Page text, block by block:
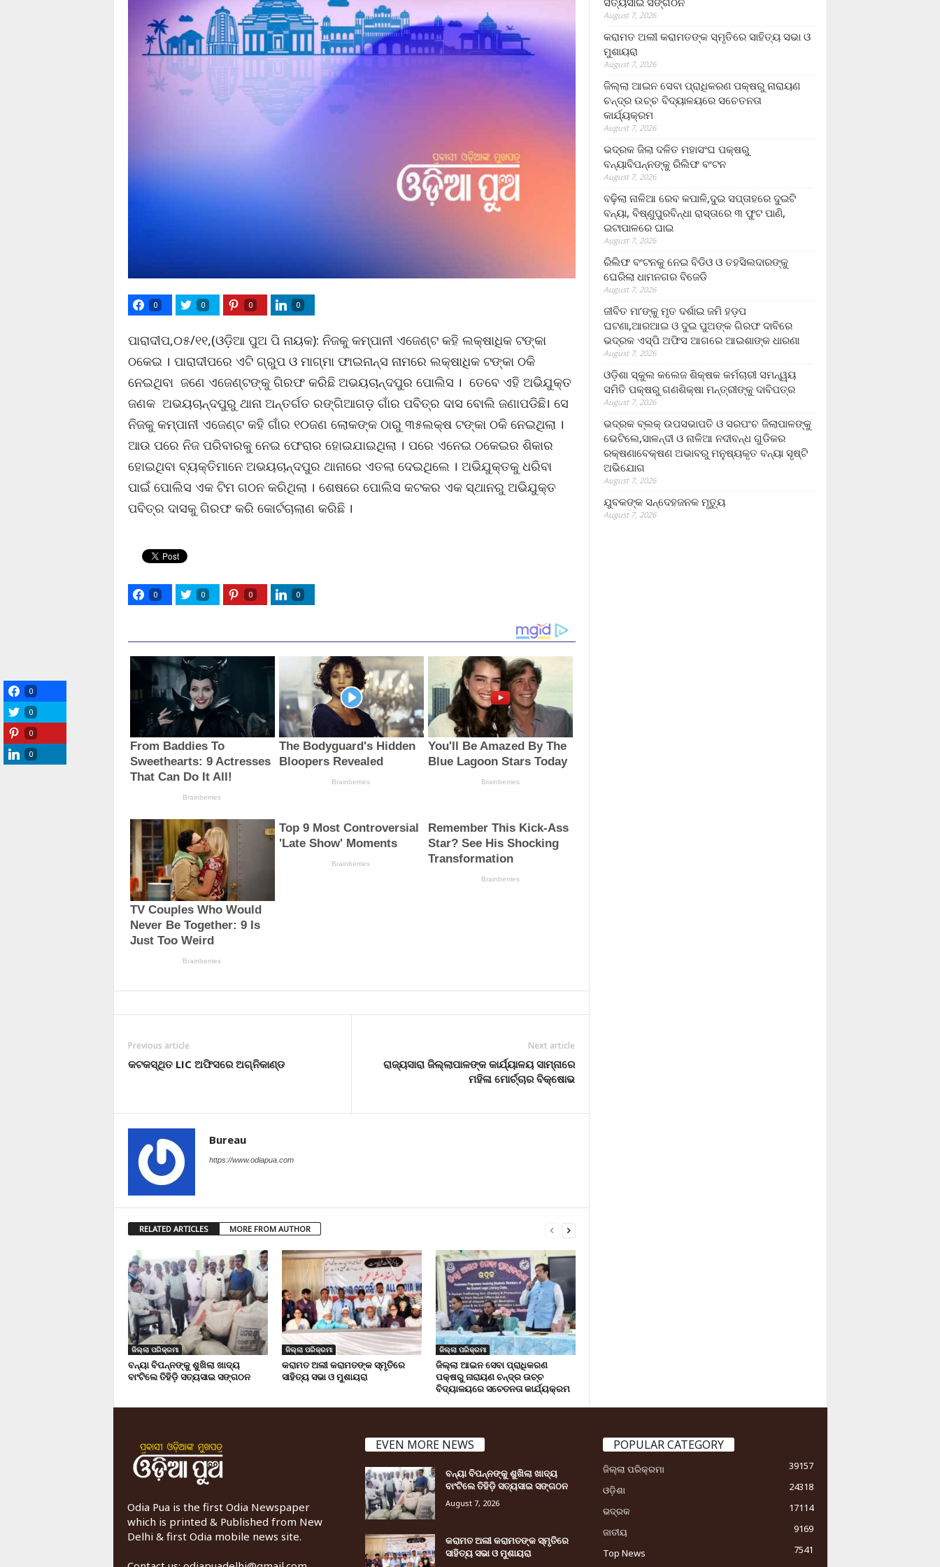
0 0 0 0
ପାରାଦୀପ,୦୫/୧୧,(ଓଡ଼ିଆ ପୁଅ ପି ନାୟକ): ନିଜକୁ କମ୍ପାନୀ ଏଜେଣ୍ଟ କହି ଲକ୍ଷାଧିକ ଟଙ୍କା
ଠକେଇ । ପାରାଦୀପରେ ଏଟି ଗ୍ରୁପ ଓ ମାଗ୍ମା ଫାଇନାନ୍ସ ନାମରେ ଲକ୍ଷାଧିକ ଟଙ୍କା ଠକି
ନେଇଥିବା ଜଣେ ଏଜେଣ୍ଟଙ୍କୁ ଗିରଫ କରିଛି ଅଭୟଚାନ୍ଦପୁର ପୋଲିସ । ତେବେ ଏହି ଅଭିଯୁକ୍ତ
ଜଣକ ଅଭୟଚାନ୍ଦପୁରୁ ଥାନା ଅନ୍ତର୍ଗତ ରଙ୍ଗିଆଗଡ଼ ଗାଁର ପବିତ୍ର ଦାସ ବୋଲି ଜଣାପଡିଛି। ସେ
ନିଜକୁ କମ୍ପାନୀ ଏଜେଣ୍ଟ କହି ଗାଁର ୧୦ଜଣ ଲୋକଙ୍କ ଠାରୁ ୩୫ଲକ୍ଷ ଟଙ୍କା ଠକି ନେଇଥିଲା ।
ଆଉ ପରେ ନିଜ ପରିବାରକୁ ନେଇ ଫେରାର ହୋଇଯାଇଥିଲା । ପରେ ଏନେଇ ଠକେଇର ଶିକାର
ହୋଇଥିବା ବ୍ୟକ୍ତିମାନେ ଅଭୟଚାନ୍ଦପୁର ଥାନାରେ ଏତଲା ଦେଇଥିଲେ । ଅଭିଯୁକ୍ତକୁ ଧରିବା
ପାଇଁ ପୋଲିସ ଏକ ଟିମ ଗଠନ କରିଥିଲା । ଶେଷରେ ପୋଲିସ କଟକର ଏକ ସ୍ଥାନରୁ ଅଭିଯୁକ୍ତ
ପବିତ୍ର ଦାସକୁ ଗିରଫ କରି କୋର୍ଟଚାଲାଣ କରିଛି ।
0 0 0 0
Previous article
କଟକସ୍ଥିତ LIC ଅଫିସରେ ଅଗ୍ନିକାଣ୍ଡ
Next article
ରାଜ୍ୟସାରା ଜିଲ୍ଲାପାଳଙ୍କ କାର୍ଯ୍ୟାଳୟ ସାମ୍ନାରେ
ମହିଳା ମୋର୍ଚ୍ଚାର ବିକ୍ଷୋଭ
Bureau
https://www.odiapua.com
RELATED ARTICLES MORE FROM AUTHOR
ଜିଲ୍ଲା ପରିକ୍ରମା
ବନ୍ୟା ବିପନ୍ନଙ୍କୁ ଶୁଖିଲା ଖାଦ୍ୟ
ବାଂଟିଲେ ତିହିଡି଼ ସତ୍ୟସାଇ ସଙ୍ଗଠନ
ଜିଲ୍ଲା ପରିକ୍ରମା
କରାମତ ଅଲୀ କରାମତଙ୍କ ସ୍ମୃତିରେ
ସାହିତ୍ୟ ସଭା ଓ ମୁଶାୟରା
ଜିଲ୍ଲା ପରିକ୍ରମା
ଜିଲ୍ଲା ଆଇନ ସେବା ପ୍ରାଧିକରଣ
ପକ୍ଷରୁ ନାରାୟଣ ଚନ୍ଦ୍ର ଉଚ୍ଚ
ବିଦ୍ୟାଳୟରେ ସଚେତନତା କାର୍ଯ୍ୟକ୍ରମ
August 7, 2026
କରାମତ ଅଲୀ କରାମତଙ୍କ ସ୍ମୃତିରେ ସାହିତ୍ୟ ସଭା ଓ
ମୁଶାୟରା
August 7, 2026
ଜିଲ୍ଲା ଆଇନ ସେବା ପ୍ରାଧିକରଣ ପକ୍ଷରୁ ନାରାୟଣ
ଚନ୍ଦ୍ର ଉଚ୍ଚ ବିଦ୍ୟାଳୟରେ ସଚେତନତା
କାର୍ଯ୍ୟକ୍ରମ
August 7, 2026
ଭଦ୍ରକ ଜିଲା ଦଳିତ ମହାସଂଘ ପକ୍ଷରୁ
ବନ୍ୟାବିପନ୍ନଙ୍କୁ ରିଲିଫ ବଂଟନ
August 7, 2026
ବଢ଼ିଲା ନାଳିଆ ରେବ କପାଳି,ଦୁଇ ସପ୍ତାହରେ ଦୁଇଟି
ବନ୍ୟା, ବିଷ୍ଣୁପୁରବିନ୍ଧା ରାସ୍ତାରେ ୩ ଫୁଟ ପାଣି,
ଇଟାପାଳରେ ଘାଇ
August 7, 2026
ରିଲିଫ ବଂଟନକୁ ନେଇ ବିଡିଓ ଓ ତହସିଲଦାରଙ୍କୁ
ଘେରିଲା ଧାମନଗର ବିଜେଡି
August 7, 2026
ଜୀବିତ ମା’ଙ୍କୁ ମୃତ ଦର୍ଶାଇ ଜମି ହଡ଼ପ
ଘଟଣା,ଆରଆଇ ଓ ଦୁଇ ପୁଅଙ୍କ ଗିରଫ ଦାବିରେ
ଭଦ୍ରକ ଏସ୍‌ପି ଅଫିସ ଆଗରେ ଆଇଶାଙ୍କ ଧାରଣା
August 7, 2026
ଓଡ଼ିଶା ସ୍କୁଲ କଲେଜ ଶିକ୍ଷକ କର୍ମଚାରୀ ସମନ୍ୱୟ
ସମିତି ପକ୍ଷରୁ ଗଣଶିକ୍ଷା ମନ୍ତ୍ରୀଙ୍କୁ ଦାବିପତ୍ର
August 7, 2026
ଭଦ୍ରକ ବ୍ଲକ୍ ଉପସଭାପତି ଓ ସରପଂଚ ଜିଲାପାଳଙ୍କୁ
ଭେଟିଲେ,ସାଳନ୍ଦୀ ଓ ନାଳିଆ ନଦୀବନ୍ଧ ଗୁଡିକର
ରକ୍ଷଣାବେକ୍ଷଣ ଅଭାବରୁ ମନୁଷ୍ୟକୃତ ବନ୍ୟା ସୃଷ୍ଟି
ଅଭିଯୋଗ
August 7, 2026
ଯୁବକଙ୍କ ସନ୍ଦେହଜନକ ମୃତ୍ୟୁ
August 7, 2026
Odia Pua is the first Odia Newspaper
which is printed & Published from New
Delhi & first Odia mobile news site.
EVEN MORE NEWS
ବନ୍ୟା ବିପନ୍ନଙ୍କୁ ଶୁଖିଲା ଖାଦ୍ୟ
ବାଂଟିଲେ ତିହିଡି଼ ସତ୍ୟସାଇ ସଙ୍ଗଠନ
August 7, 2026
କରାମତ ଅଲୀ କରାମତଙ୍କ ସ୍ମୃତିରେ
ସାହିତ୍ୟ ସଭା ଓ ମୁଶାୟରା
POPULAR CATEGORY
ଜିଲ୍ଲା ପରିକ୍ରମା
39157
ଓଡ଼ିଶା
24318
ଭଦ୍ରକ
17114
ଜାତୀୟ
9169
Top News
7541
0
0
0
0